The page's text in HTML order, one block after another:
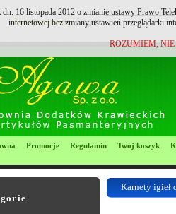
Zarejestruj się Login:
Promocje Regulamin Twój koszyk
Karnety igieł
dn. 16 listopada 2012 o zmianie ustawy Prawo
internetowej bez zmiany ustawień przeglądarki
ROZUMIEM,